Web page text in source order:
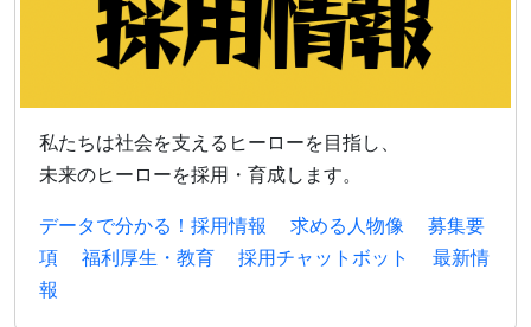
私たちは社会を支えるヒーローを目指し、
未来のヒーローを採用・育成します。
データで分かる！採用情報 求める人物像
募集要
項
福利厚生・教育 採用チャットボット
最新情
報